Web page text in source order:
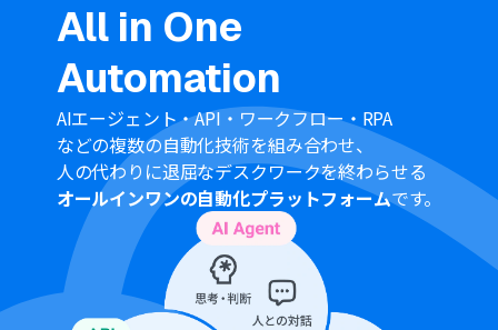
オペレーション」を設定し、取得した各レコード内の文
字化けが疑われるデータに対して修正処理を行います。
繰り返し処理の中で、オペレーションとして「AI機能」の
「テキストを生成する」アクションを設定します。このAI
に、文字化けしたテキストデータを渡し、正しい文字列
に修正・生成するようプロンプト（指示）で設定します。
最後に、繰り返し処理の中で、オペレーションとして
Microsoft Excelの「レコードを更新する」アクションを
設定し、AI機能によって修正された正しいテキストで元の
セルの値を更新します。
※「トリガー」：フロー起動のきっかけとなるアクション、「オ
ペレーション」：トリガー起動後、フロー内で処理を行うアク
ション
All in One
Automation
AIエージェント・API・ワークフロー・RPA
などの複数の自動化技術を組み合わせ、
人の代わりに退屈なデスクワークを終わらせる
オールインワンの自動化プラットフォームです。